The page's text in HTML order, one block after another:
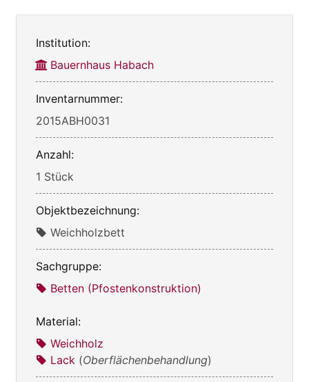
Institution:
Bauernhaus Habach
Inventarnummer:
2015ABH0031
Anzahl:
1 Stück
Objektbezeichnung:
Weichholzbett
Sachgruppe:
Betten (Pfostenkonstruktion)
Material:
Weichholz
Lack (Oberflächenbehandlung)